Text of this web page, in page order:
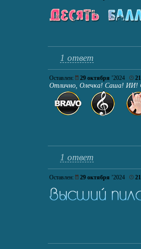
1 ответ
Оставлен: 29 октября ’2024
Отлично, Олечка! Саша!
1 ответ
Оставлен: 29 октября ’2024